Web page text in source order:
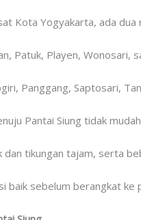
Kota Yogyakarta, ada dua
Patuk, Playen, Wonosari,
Panggang, Saptosari,
Pantai Siung tidak
tikungan tajam, serta
baik sebelum berangkat